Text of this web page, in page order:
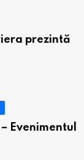
prezintă
Evenimentul